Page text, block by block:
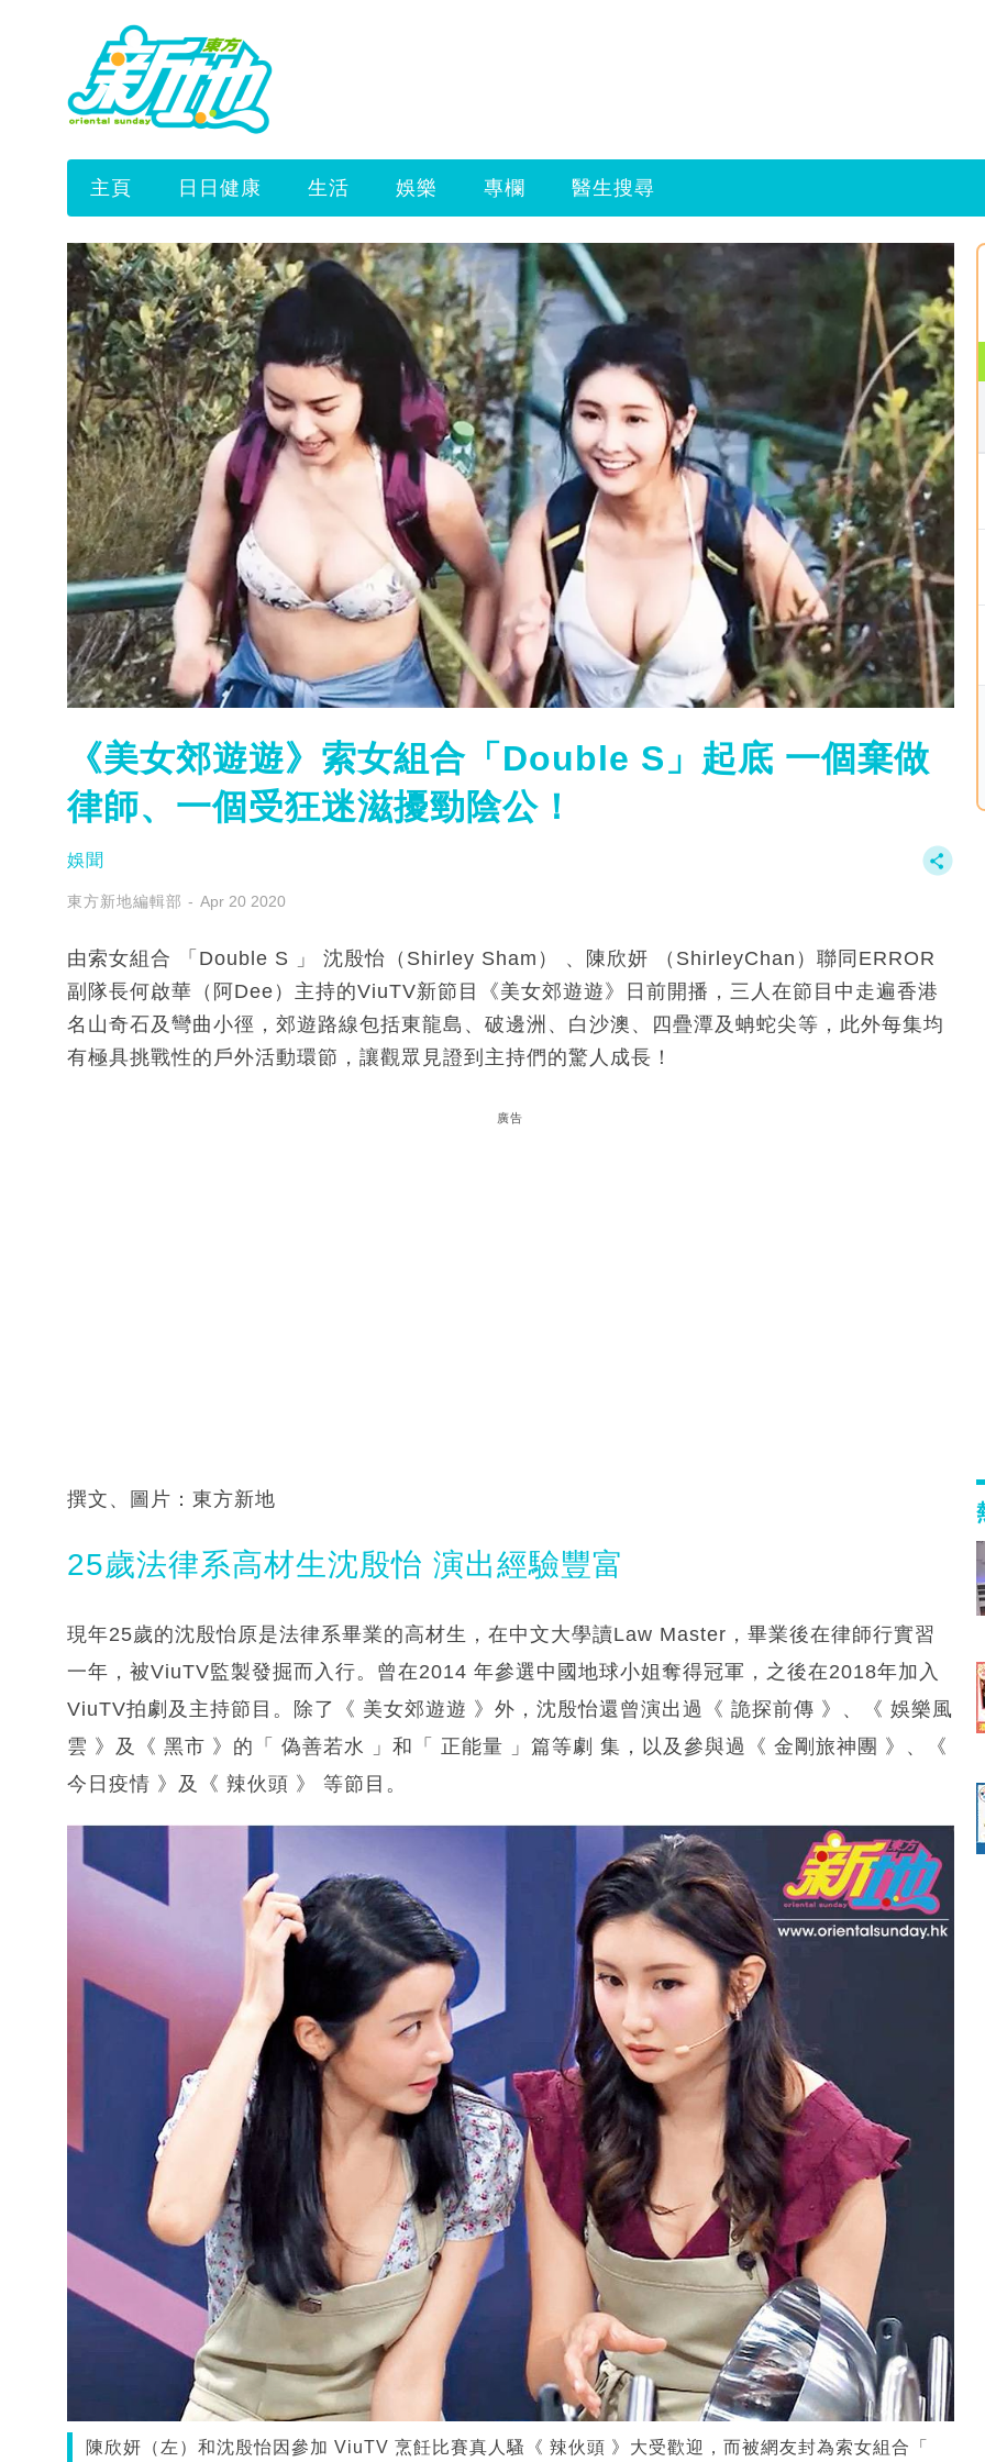
主頁 日日健康 生活 娛樂 專欄 醫生搜尋
《美女郊遊遊》索女組合「Double S」起底 一個棄做
律師、一個受狂迷滋擾勁陰公！
娛聞
東方新地編輯部 Apr 20 2020
由索女組合 「Double S 」 沈殷怡（Shirley Sham） 、陳欣妍 （ShirleyChan）聯同ERROR
副隊長何啟華（阿Dee）主持的ViuTV新節目《美女郊遊遊》日前開播，三人在節目中走遍香港
名山奇石及彎曲小徑，郊遊路線包括東龍島、破邊洲、白沙澳、四疊潭及蚺蛇尖等，此外每集均
有極具挑戰性的戶外活動環節，讓觀眾見證到主持們的驚人成長！
廣告
撰文、圖片：東方新地
25歲法律系高材生沈殷怡 演出經驗豐富
現年25歲的沈殷怡原是法律系畢業的高材生，在中文大學讀Law Master，畢業後在律師行實習
一年，被ViuTV監製發掘而入行。曾在2014 年參選中國地球小姐奪得冠軍，之後在2018年加入
ViuTV拍劇及主持節目。除了《 美女郊遊遊 》外，沈殷怡還曾演出過《 詭探前傳 》、《 娛樂風
雲 》及《 黑市 》的「 偽善若水 」和「 正能量 」篇等劇 集，以及參與過《 金剛旅神團 》、《
今日疫情 》及《 辣伙頭 》 等節目。
陳欣妍（左）和沈殷怡因參加 ViuTV 烹飪比賽真人騷《 辣伙頭 》大受歡迎，而被網友封為索女組合「